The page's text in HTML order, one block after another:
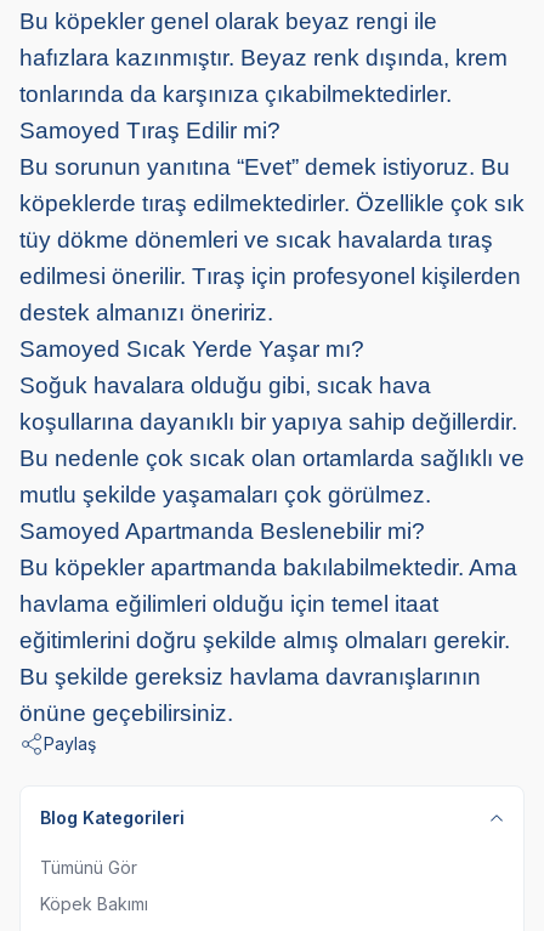
Bu köpekler genel olarak beyaz rengi ile
hafızlara kazınmıştır. Beyaz renk dışında, krem
tonlarında da karşınıza çıkabilmektedirler.
Samoyed Tıraş Edilir mi?
Bu sorunun yanıtına “Evet” demek istiyoruz. Bu
köpeklerde tıraş edilmektedirler. Özellikle çok sık
tüy dökme dönemleri ve sıcak havalarda tıraş
edilmesi önerilir. Tıraş için profesyonel kişilerden
destek almanızı öneririz.
Samoyed Sıcak Yerde Yaşar mı?
Soğuk havalara olduğu gibi, sıcak hava
koşullarına dayanıklı bir yapıya sahip değillerdir.
Bu nedenle çok sıcak olan ortamlarda sağlıklı ve
mutlu şekilde yaşamaları çok görülmez.
Samoyed Apartmanda Beslenebilir mi?
Bu köpekler apartmanda bakılabilmektedir. Ama
havlama eğilimleri olduğu için temel itaat
eğitimlerini doğru şekilde almış olmaları gerekir.
Bu şekilde gereksiz havlama davranışlarının
önüne geçebilirsiniz.
Paylaş
Blog Kategorileri
Tümünü Gör
Köpek Bakımı